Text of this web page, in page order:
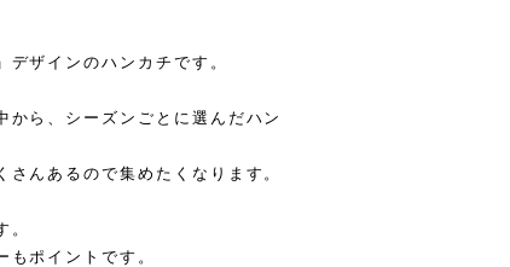
ザインのハンカチです。
から、シーズンごとに選んだハン
んあるので集めたくなります。
。
ポイントです。